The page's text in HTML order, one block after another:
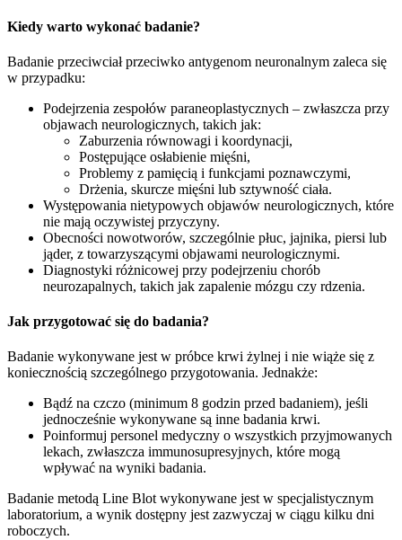
Kiedy warto wykonać badanie?
Badanie przeciwciał przeciwko antygenom neuronalnym zaleca się
w przypadku:
Podejrzenia zespołów paraneoplastycznych – zwłaszcza przy
objawach neurologicznych, takich jak:
Zaburzenia równowagi i koordynacji,
Postępujące osłabienie mięśni,
Problemy z pamięcią i funkcjami poznawczymi,
Drżenia, skurcze mięśni lub sztywność ciała.
Występowania nietypowych objawów neurologicznych, które
nie mają oczywistej przyczyny.
Obecności nowotworów, szczególnie płuc, jajnika, piersi lub
jąder, z towarzyszącymi objawami neurologicznymi.
Diagnostyki różnicowej przy podejrzeniu chorób
neurozapalnych, takich jak zapalenie mózgu czy rdzenia.
Jak przygotować się do badania?
Badanie wykonywane jest w próbce krwi żylnej i nie wiąże się z
koniecznością szczególnego przygotowania. Jednakże:
Bądź na czczo (minimum 8 godzin przed badaniem), jeśli
jednocześnie wykonywane są inne badania krwi.
Poinformuj personel medyczny o wszystkich przyjmowanych
lekach, zwłaszcza immunosupresyjnych, które mogą
wpływać na wyniki badania.
Badanie metodą Line Blot wykonywane jest w specjalistycznym
laboratorium, a wynik dostępny jest zazwyczaj w ciągu kilku dni
roboczych.